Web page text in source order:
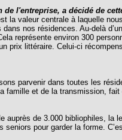
l'entreprise, a décidé de
la valeur centrale à laquelle
nos résidences. Au-delà
représente environ 300
prix littéraire. Celui-ci
parvenir dans toutes les
et de la transmission,
auprès de 3.000 bibliophiles,
pour garder la forme.